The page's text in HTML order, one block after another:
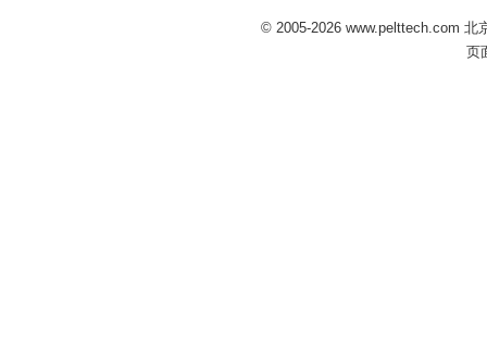
© 2005-2026 www.pelttech.com 北
页